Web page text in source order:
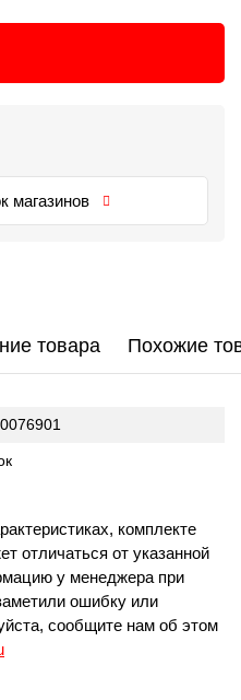
магазинов
товара Похожие
комплекте
отличаться от указанной
у менеджера при
ошибку или
сообщите нам об этом